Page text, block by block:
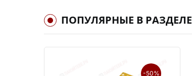
ПОПУЛЯРНЫЕ В РАЗДЕЛЕ
-50%